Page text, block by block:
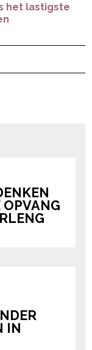
het lastigste
IN